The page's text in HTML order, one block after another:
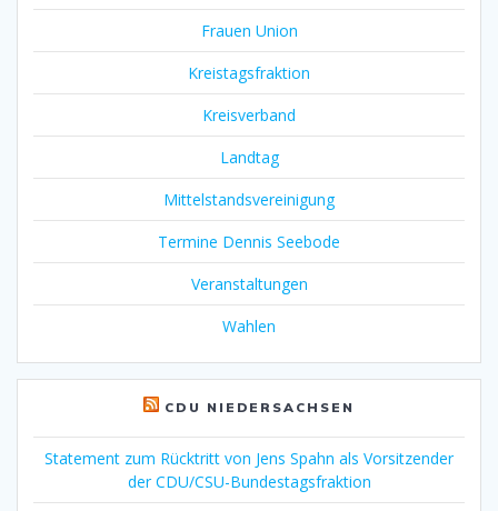
Frauen Union
Kreistagsfraktion
Kreisverband
Landtag
Mittelstandsvereinigung
Termine Dennis Seebode
Veranstaltungen
Wahlen
CDU NIEDERSACHSEN
Statement zum Rücktritt von Jens Spahn als Vorsitzender
der CDU/CSU-Bundestagsfraktion